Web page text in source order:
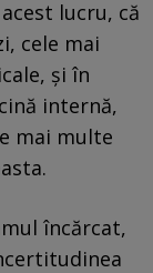
lucru, că
cele mai
şi în
internă,
mai multe
încărcat,